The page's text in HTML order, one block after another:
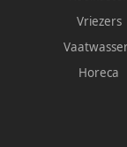
Vriezers
Horeca